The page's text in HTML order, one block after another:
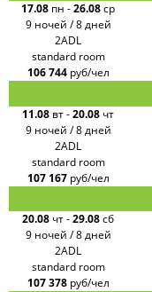
17.08 пн -26.08ср
9 ночей / 8 дней
2ADL
standard room
106 744 руб/чел
11.08 вт-20.08 чт
9 ночей / 8 дней
2ADL
standard room
107 167 руб/чел
20.08 чт-29.08сб
9 ночей / 8 дней
2ADL
standard room
107 378 руб/чел